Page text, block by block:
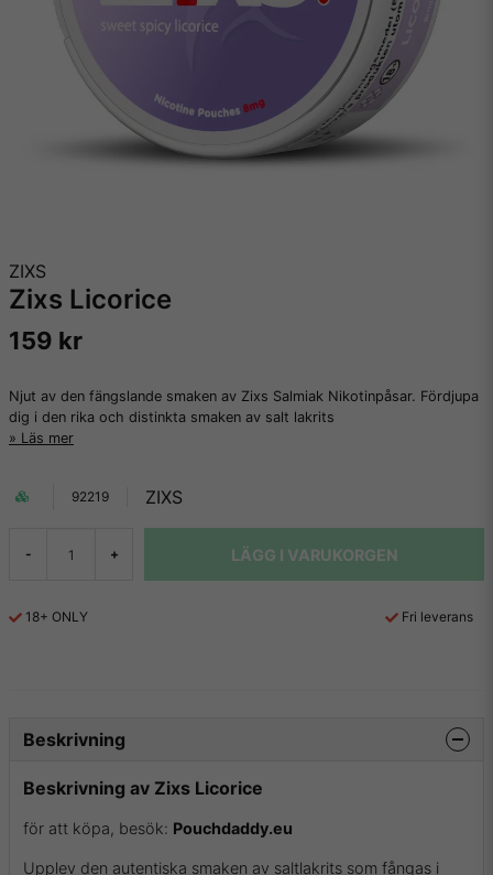
ZIXS
Zixs Licorice
159 kr
Njut av den fängslande smaken av Zixs Salmiak Nikotinpåsar. Fördjupa
dig i den rika och distinkta smaken av salt lakrits
Läs mer
92219 ZIXS
- + LÄGG I VARUKORGEN
18+ ONLY Fri leverans
Beskrivning
Beskrivning av Zixs Licorice
för att köpa, besök: Pouchdaddy.eu
Upplev den autentiska smaken av saltlakrits som fångas i